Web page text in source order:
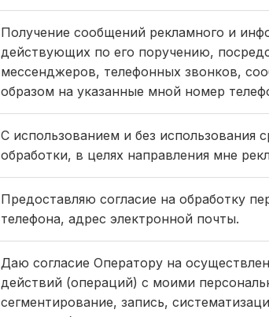
Получение сообщений рекламного и
действующих по его поручению,
мессенджеров, телефонных звонков,
образом на указанные мной номер
С использованием и без использования
обработки, в целях направления мне
Предоставляю согласие на обработку
телефона, адрес электронной почты.
Даю согласие Оператору на
действий (операций) с моими
сегментирование, запись,